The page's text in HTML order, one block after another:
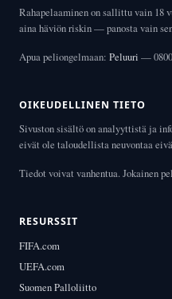
Rahapelaaminen on sallittu vain 18
aina häviön riskin — panosta vain
Apua peliongelmaan: Peluuri —
OIKEUDELLINEN TIETO
Sivuston sisältö on analyyttistä ja
eivät ole taloudellista neuvontaa
Tiedot voivat vanhentua. Jokainen
RESURSSIT
FIFA.com
UEFA.com
Suomen Palloliitto